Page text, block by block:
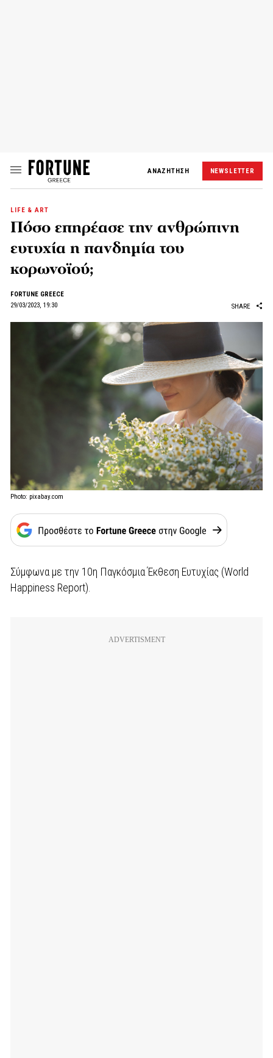
ΑΝΑΖΗΤΗΣΗ NEWSLETTER
LIFE & ART
Πόσο επηρέασε την ανθρώπινη
ευτυχία η πανδημία του
κορωνοϊού;
FORTUNE GREECE
29/03/2023, 19:30
SHARE
Photo: pixabay.com
Σύμφωνα με την 10η Παγκόσμια Έκθεση Ευτυχίας (World
Happiness Report).